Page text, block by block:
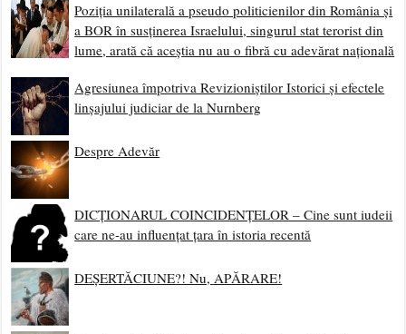
Poziția unilaterală a pseudo politicienilor din România și
a BOR în susținerea Israelului, singurul stat terorist din
lume, arată că aceștia nu au o fibră cu adevărat națională
Agresiunea împotriva Revizioniștilor Istorici și efectele
linșajului judiciar de la Nurnberg
Despre Adevăr
DICȚIONARUL COINCIDENȚELOR – Cine sunt iudeii
care ne-au influențat țara în istoria recentă
DEȘERTĂCIUNE?! Nu, APĂRARE!